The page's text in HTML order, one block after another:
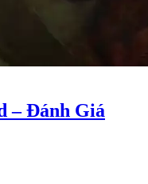
– Đánh Giá